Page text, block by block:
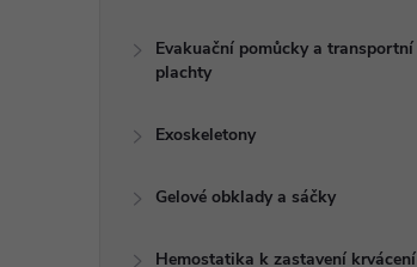
Evakuační pomůcky a transportní
plachty
Exoskeletony
Gelové obklady a sáčky
Hemostatika k zastavení krvácení